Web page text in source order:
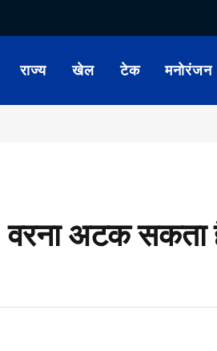
राज्य खेल टेक मनोरंजन
अटक